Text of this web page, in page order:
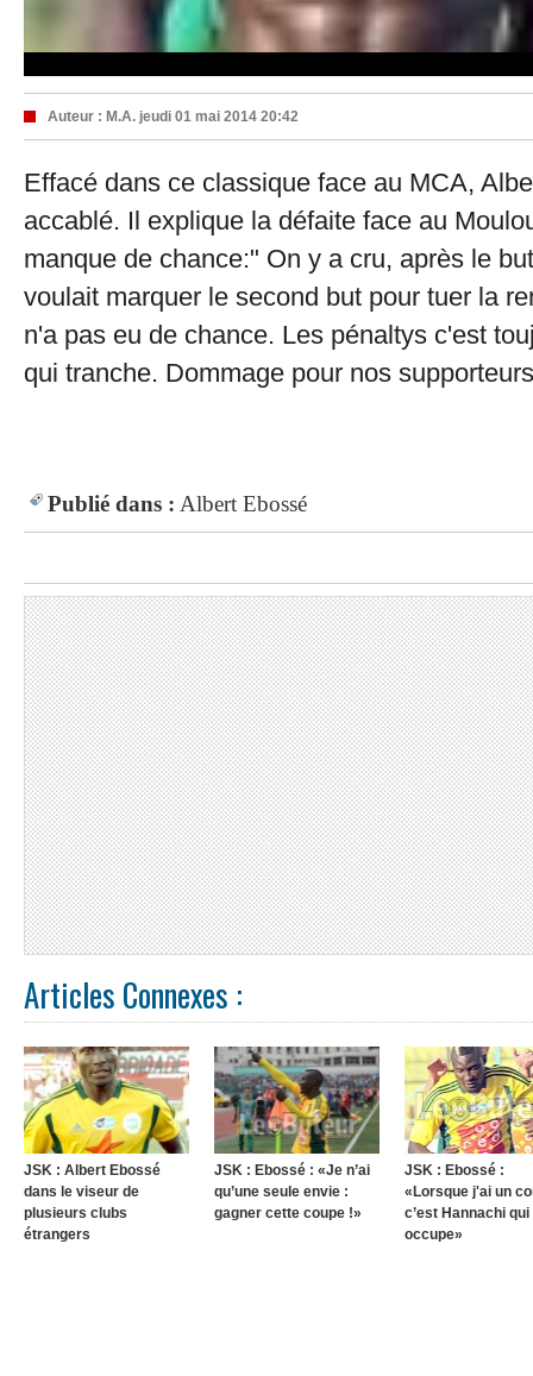
Auteur : M.A. jeudi 01 mai 2014 20:42
Effacé dans ce classique face au MCA,
accablé. Il explique la défaite face au
manque de chance:" On y a cru, après le
voulait marquer le second but pour tuer la
n'a pas eu de chance. Les pénaltys c'est
qui tranche. Dommage pour nos
Publié dans : Albert Ebossé
Articles Connexes :
JSK : Albert Ebossé
dans le viseur de
plusieurs clubs
étrangers
JSK : Ebossé : «Je n’ai
qu’une seule envie :
gagner cette coupe !»
JSK : Ebossé :
«Lorsque j'ai un
c’est Hannachi qui
occupe»